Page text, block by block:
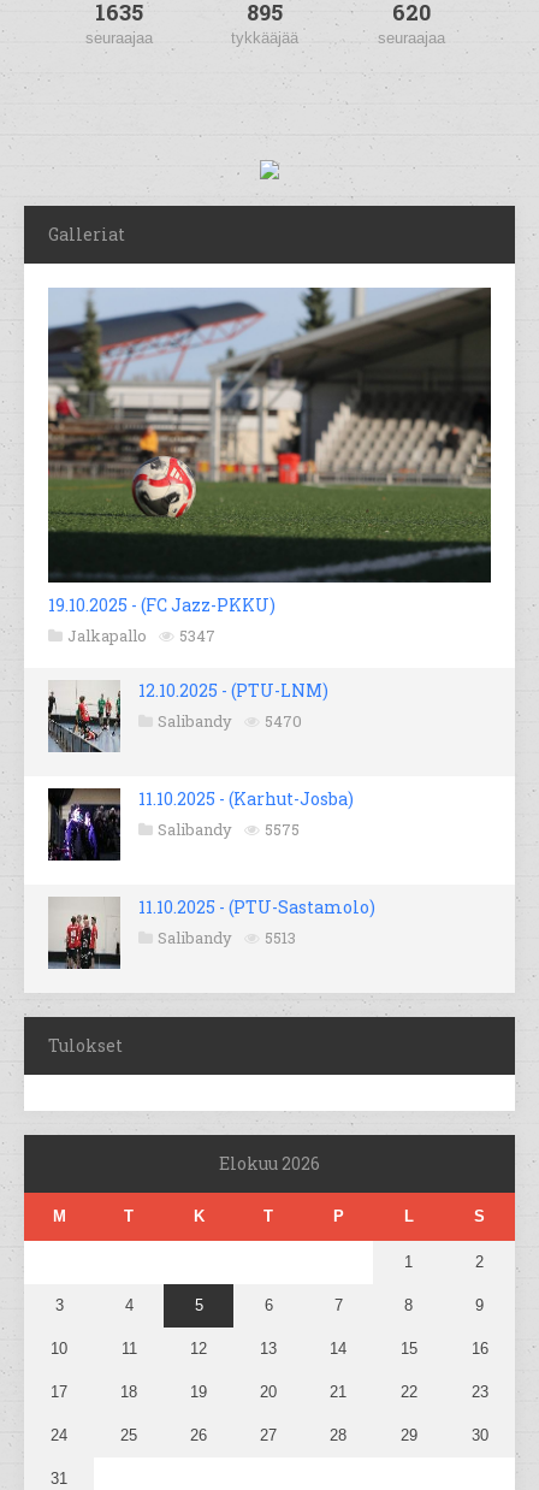
1635
seuraajaa
895
tykkääjää
620
seuraajaa
Galleriat
19.10.2025 - (FC Jazz-PKKU)
Jalkapallo 5347
12.10.2025 - (PTU-LNM)
Salibandy 5470
11.10.2025 - (Karhut-Josba)
Salibandy 5575
11.10.2025 - (PTU-Sastamolo)
Salibandy 5513
Tulokset
Elokuu 2026
M T K T P L S
1 2
3 4 5 6 7 8 9
10 11 12 13 14 15 16
17 18 19 20 21 22 23
24 25 26 27 28 29 30
31